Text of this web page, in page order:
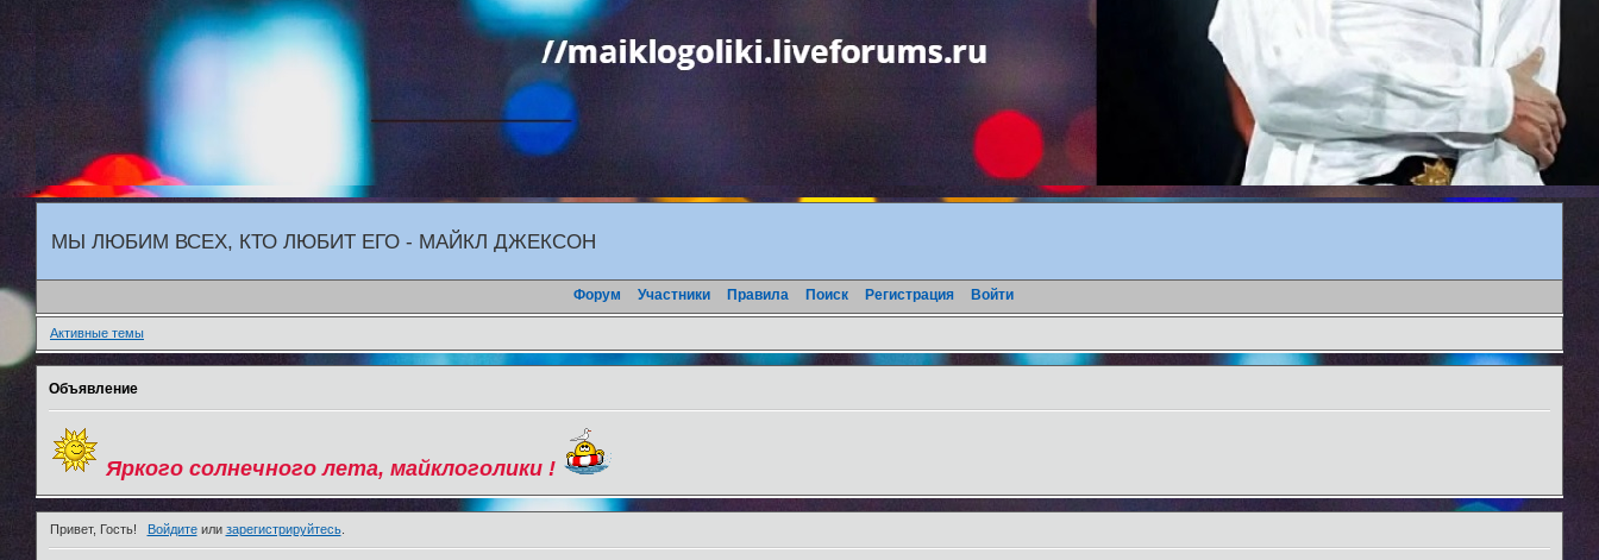
"
МЫ ЛЮБИМ ВСЕХ, КТО ЛЮБИТ ЕГО - МАЙКЛ ДЖЕКСОН
Форум Участники Правила Поиск Регистрация Войти
Активные темы
Объявление
Яркого солнечного лета, майклоголики !
Привет, Гость! Войдитеили зарегистрируйтесь.